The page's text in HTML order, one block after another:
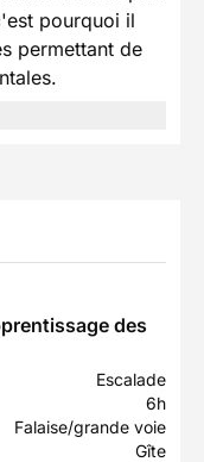
pourquoi il
permettant de
des
Escalade
6h
Falaise/grande voie
Gîte